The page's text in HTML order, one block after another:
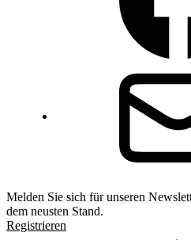
Melden Sie sich für unseren
dem neusten Stand.
Registrieren